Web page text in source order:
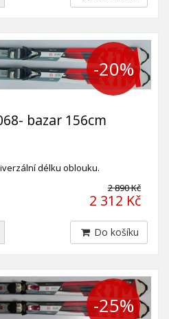
-20%
bazar 156cm
délku oblouku.
2 890 Kč
2 312 Kč
Do košíku
-25%